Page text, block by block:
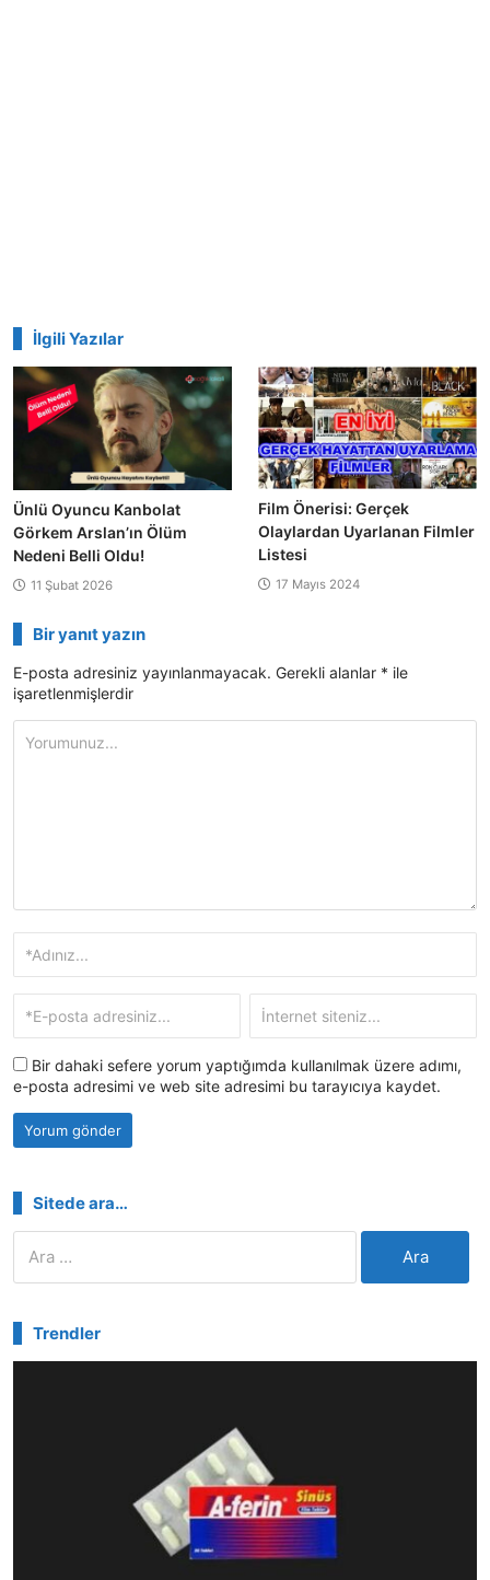
İlgili Yazılar
Ünlü Oyuncu Kanbolat
Görkem Arslan’ın Ölüm
Nedeni Belli Oldu!
11 Şubat 2026
Film Önerisi: Gerçek
Olaylardan Uyarlanan Filmler
Listesi
17 Mayıs 2024
Bir yanıt yazın
E-posta adresiniz yayınlanmayacak. Gerekli alanlar * ile
işaretlenmişlerdir
Bir dahaki sefere yorum yaptığımda kullanılmak üzere adımı,
e-posta adresimi ve web site adresimi bu tarayıcıya kaydet.
Sitede ara…
Trendler